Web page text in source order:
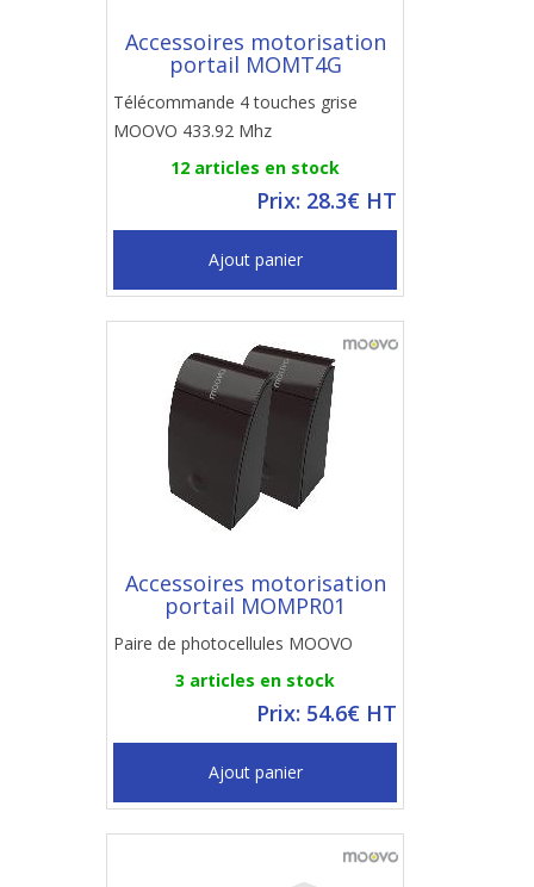
Accessoires motorisation
portail MOMT4G
Télécommande 4 touches grise
MOOVO 433.92 Mhz
12 articles en stock
Prix: 28.3€ HT
Ajout panier
Accessoires motorisation
portail MOMPR01
Paire de photocellules MOOVO
3 articles en stock
Prix: 54.6€ HT
Ajout panier